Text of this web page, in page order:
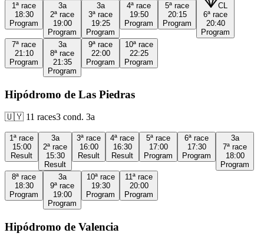
1ª race
18:30
Program
3a
2ª race
19:00
Program
3a
3ª race
19:25
Program
4ª race
19:50
Program
5ª race
20:15
Program
CL
6ª race
20:40
Program
7ª race
21:10
Program
3a
8ª race
21:35
Program
9ª race
22:00
Program
10ª race
22:25
Program
Hipódromo de Las Piedras
🇺🇾 11 races3 cond. 3a
1ª race
15:00
Result
3a
2ª race
15:30
Result
3ª race
16:00
Result
4ª race
16:30
Result
5ª race
17:00
Program
6ª race
17:30
Program
3a
7ª race
18:00
Program
8ª race
18:30
Program
3a
9ª race
19:00
Program
10ª race
19:30
Program
11ª race
20:00
Program
Hipódromo de Valencia